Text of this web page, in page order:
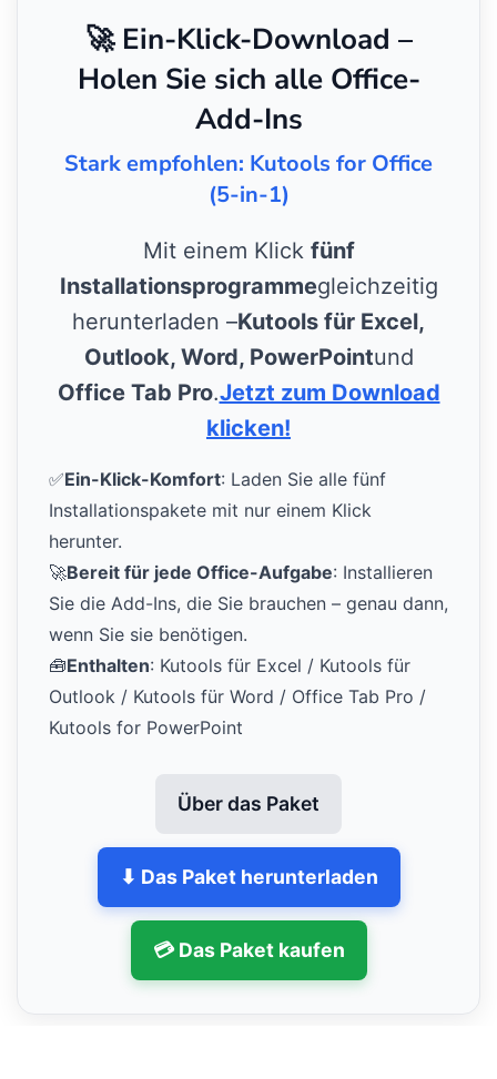
🚀 Ein-Klick-Download –
Holen Sie sich alle Office-
Add-Ins
Stark empfohlen: Kutools for Office
(5-in-1)
Mit einem Klick fünf
Installationsprogrammegleichzeitig
herunterladen –Kutools für Excel,
Outlook, Word, PowerPointund
Office Tab Pro.Jetzt zum Download
klicken!
✅Ein-Klick-Komfort: Laden Sie alle fünf
Installationspakete mit nur einem Klick
herunter.
🚀Bereit für jede Office-Aufgabe: Installieren
Sie die Add-Ins, die Sie brauchen – genau dann,
wenn Sie sie benötigen.
🧰Enthalten: Kutools für Excel / Kutools für
Outlook / Kutools für Word / Office Tab Pro /
Kutools for PowerPoint
Über das Paket
⬇ Das Paket herunterladen
💳 Das Paket kaufen